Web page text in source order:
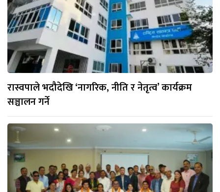
रास्वपाले भदौदेखि ‘नागरिक, नीति र नेतृत्व’ कार्यक्रम
सञ्चालन गर्ने